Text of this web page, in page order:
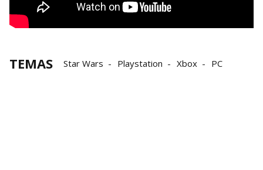
TEMAS Star Wars Playstation Xbox PC